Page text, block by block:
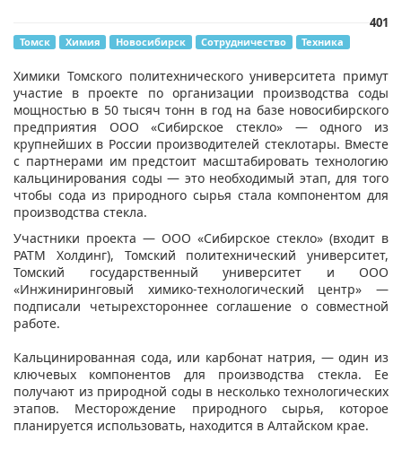
401
Томск Химия Новосибирск Сотрудничество Техника
​​​Химики Томского политехнического университета примут
участие в проекте по организации производства соды
мощностью в 50 тысяч тонн в год на базе новосибирского
предприятия ООО «Сибирское стекло» — одного из
крупнейших в России производителей стеклотары. Вместе
с партнерами им предстоит масштабировать технологию
кальцинирования соды — это необходимый этап, для того
чтобы сода из природного сырья стала компонентом для
производства стекла.
Участники проекта — ООО «Сибирское стекло» (входит в
РАТМ Холдинг), Томский политехнический университет,
Томский государственный университет и ООО
«Инжиниринговый химико-технологический центр» —
подписали четырехстороннее соглашение о совместной
работе.
Кальцинированная сода, или карбонат натрия, — один из
ключевых компонентов для производства стекла. Ее
получают из природной соды в несколько технологических
этапов. Месторождение природного сырья, которое
планируется использовать, находится в Алтайском крае.